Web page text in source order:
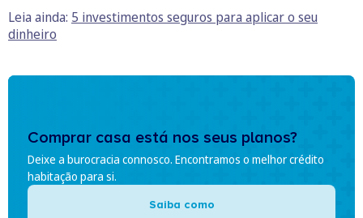
Leia ainda: 5 investimentos seguros para aplicar o seu
dinheiro
Comprar casa está nos seus planos?
Deixe a burocracia connosco. Encontramos o melhor crédito
habitação para si.
Saiba como